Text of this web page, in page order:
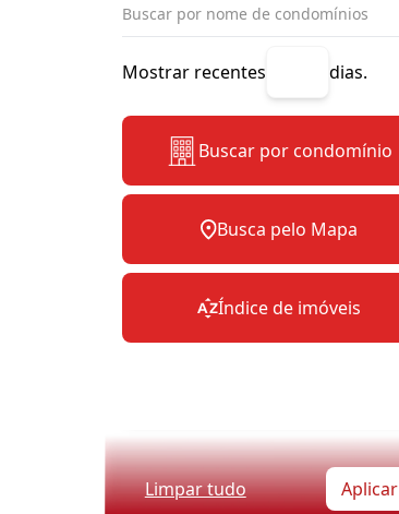
Mostrar recentes dias.
Buscar por condomínio
Busca pelo Mapa
Índice de imóveis
Limpar tudo Aplicar